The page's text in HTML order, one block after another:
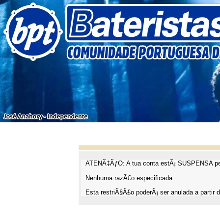
ATENÃ‡ÃƒO: A tua conta estÃ¡ SUSPENSA
Nenhuma razÃ£o especificada.
Esta restriÃ§Ã£o poderÃ¡ ser anulada a partir